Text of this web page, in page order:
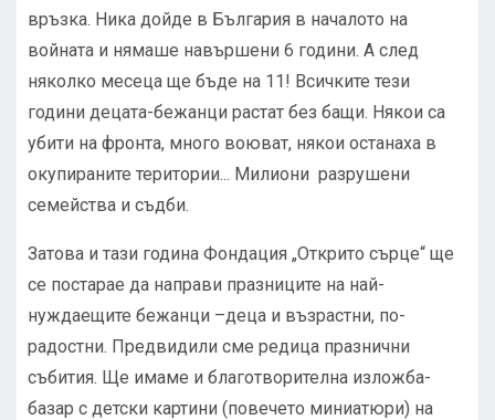
връзка. Ника дойде в България в началото на
войната и нямаше навършени 6 години. А след
няколко месеца ще бъде на 11! Всичките тези
години децата-бежанци растат без бащи. Някои са
убити на фронта, много воюват, някои останаха в
окупираните територии... Милиони разрушени
семейства и съдби.
Затова и тази година Фондация „Открито сърце“ ще
се постарае да направи празниците на най-
нуждаещите бежанци –деца и възрастни, по-
радостни. Предвидили сме редица празнични
събития. Ще имаме и благотворителна изложба-
базар с детски картини (повечето миниатюри) на